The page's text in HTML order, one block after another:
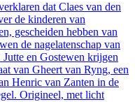
dat Claes van den
de kinderen van
gescheiden hebben van
de nagelatenschap van
en Gostewen krijgen
van Gheert van Ryng, een
Henric van Zanten in de
Origineel, met licht